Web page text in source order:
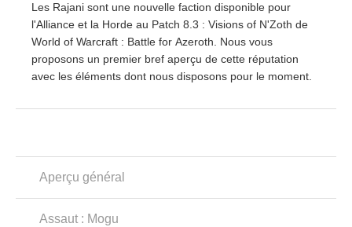
Les Rajani sont une nouvelle faction disponible pour
l'Alliance et la Horde au Patch 8.3 : Visions of N'Zoth de
World of Warcraft : Battle for Azeroth. Nous vous
proposons un premier bref aperçu de cette réputation
avec les éléments dont nous disposons pour le moment.
Aperçu général
Assaut : Mogu